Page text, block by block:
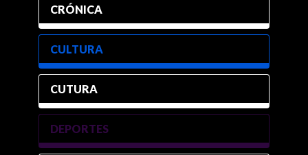
CRÓNICA
CULTURA
CUTURA
DEPORTES